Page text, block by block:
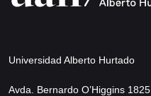
Universidad Alberto Hurtado
Avda. Bernardo O’Higgins 1825